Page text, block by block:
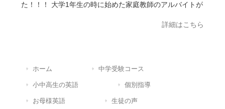
た！！！ 大学1年生の時に始めた家庭教師のアルバイトが
詳細はこちら
ホーム 中学受験コース
小中高生の英語 個別指導
お母様英語 生徒の声